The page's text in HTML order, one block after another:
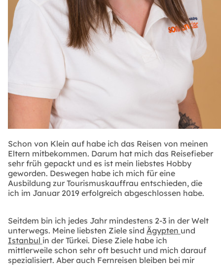
Schon von Klein auf habe ich das Reisen von meinen
Eltern mitbekommen. Darum hat mich das Reisefieber
sehr früh gepackt und es ist mein liebstes Hobby
geworden. Deswegen habe ich mich für eine
Ausbildung zur Tourismuskauffrau entschieden, die
ich im Januar 2019 erfolgreich abgeschlossen habe.
Seitdem bin ich jedes Jahr mindestens 2-3 in der Welt
unterwegs. Meine liebsten Ziele sind Ägypten und
Istanbul in der Türkei. Diese Ziele habe ich
mittlerweile schon sehr oft besucht und mich darauf
spezialisiert. Aber auch Fernreisen bleiben bei mir